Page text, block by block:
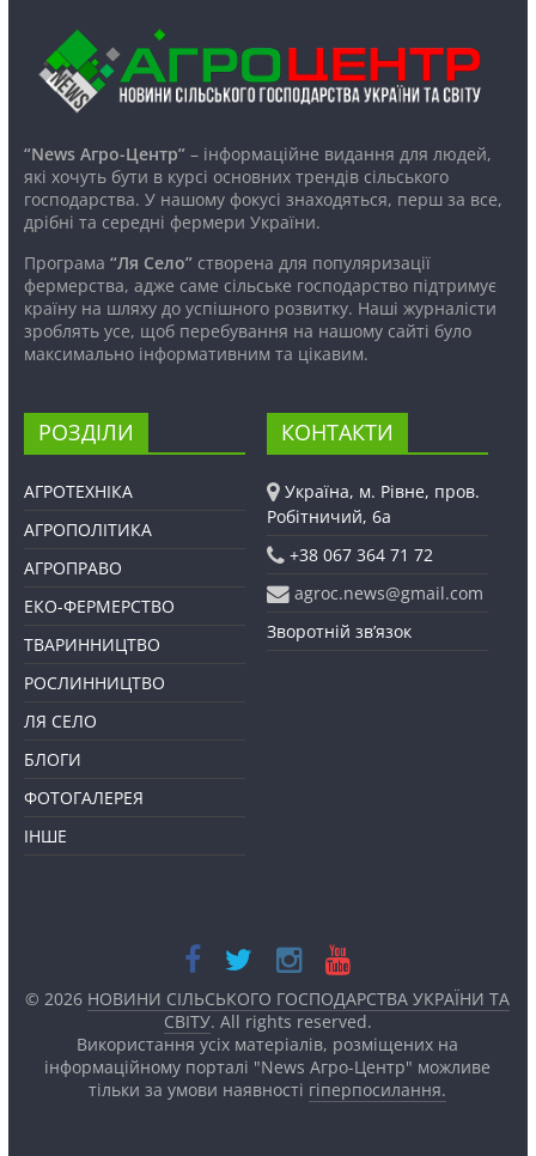
“News Агро-Центр”– інформаційне видання для людей,
які хочуть бути в курсі основних трендів сільського
господарства. У нашому фокусі знаходяться, перш за все,
дрібні та середні фермери України.
Програма “Ля Село”створена для популяризації
фермерства, адже саме сільське господарство підтримує
країну на шляху до успішного розвитку. Наші журналісти
зроблять усе, щоб перебування на нашому сайті було
максимально інформативним та цікавим.
РОЗДІЛИ
АГРОТЕХНІКА
АГРОПОЛІТИКА
АГРОПРАВО
ЕКО-ФЕРМЕРСТВО
ТВАРИННИЦТВО
РОСЛИННИЦТВО
ЛЯ СЕЛО
БЛОГИ
ФОТОГАЛЕРЕЯ
ІНШЕ
КОНТАКТИ
Україна, м. Рівне, пров.
Робітничий, 6а
+38 067 364 71 72
agroc.news@gmail.com
Зворотній зв’язок
© 2026 НОВИНИ СІЛЬСЬКОГО ГОСПОДАРСТВА УКРАЇНИ ТА
СВІТУ. All rights reserved.
Використання усіх матеріалів, розміщених на
інформаційному порталі "News Агро-Центр" можливе
тільки за умови наявності гіперпосилання.